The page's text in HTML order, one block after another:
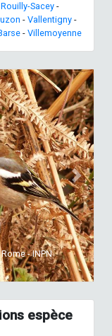
Rouilly-Sacey -
- Vallentigny -
- Villemoyenne
- INPN
Next
espèce